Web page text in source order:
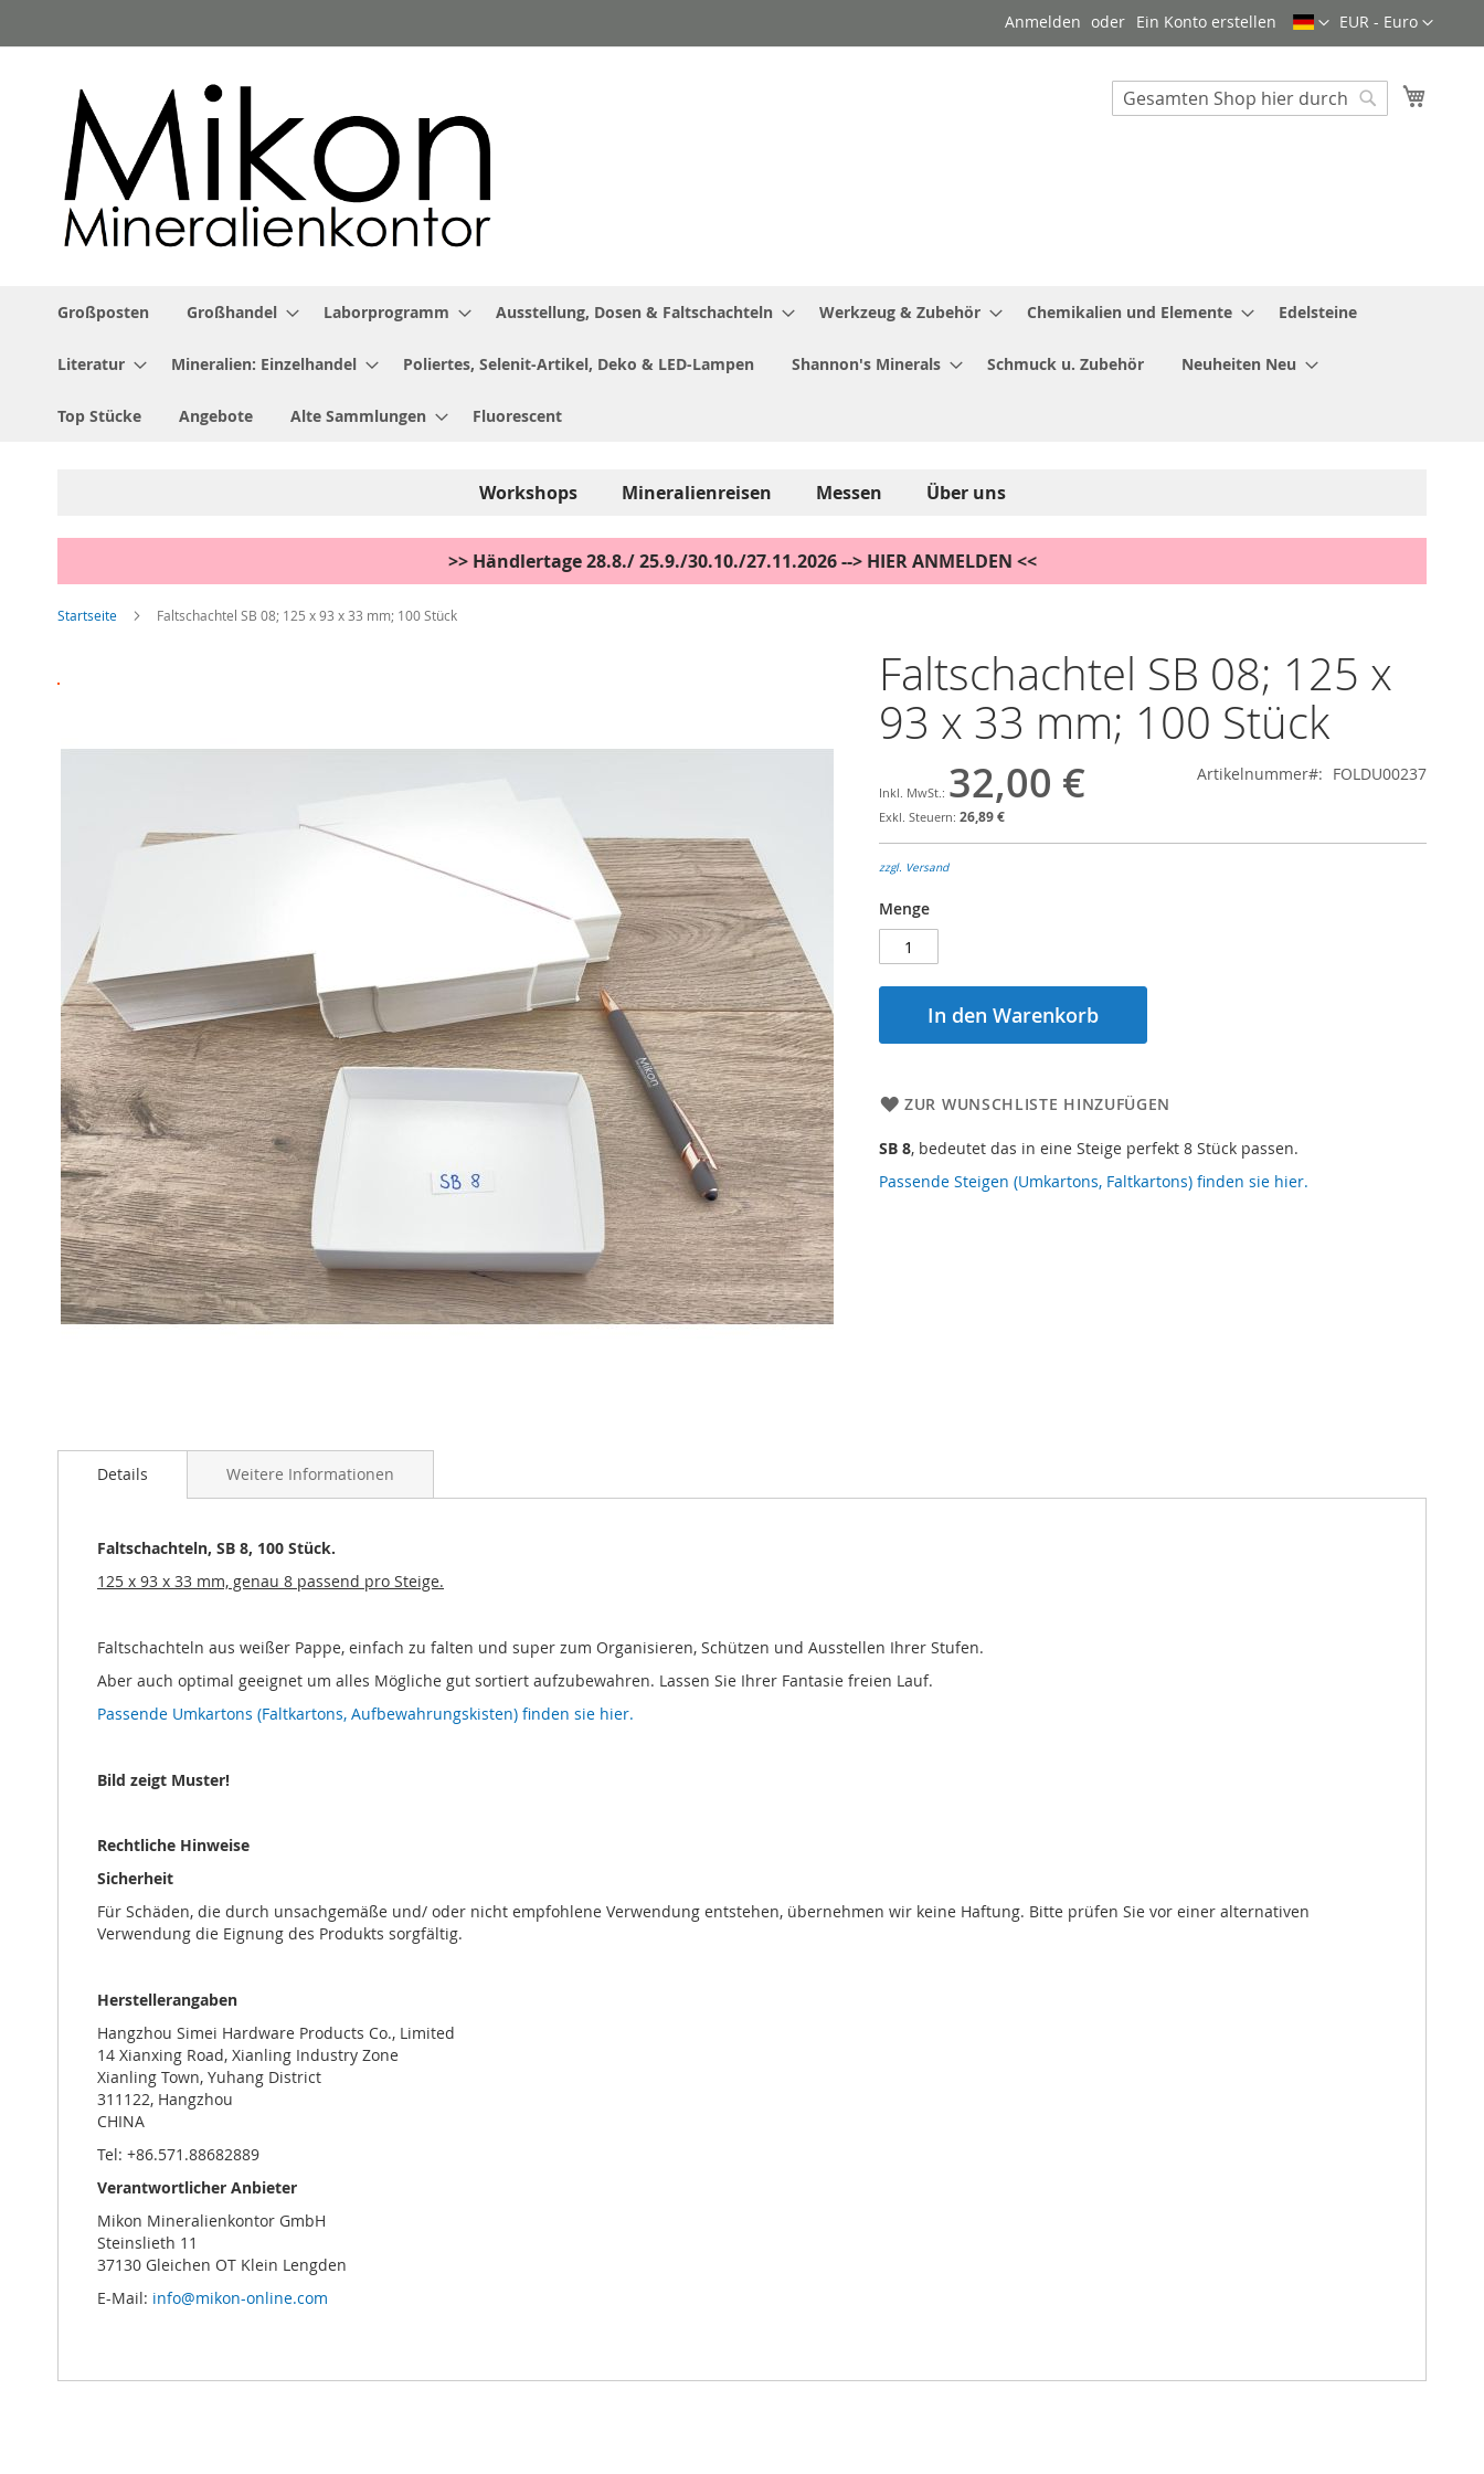
Inhalt
Währung
EUR - Euro
Sprache
Anmelden Ein Konto erstellen
Search
Großposten Großhandel Laborprogramm Ausstellung, Dosen & Faltschachteln Werkzeug & Zubehör Chemikalien und Elemente Edelsteine
Literatur Mineralien: Einzelhandel Poliertes, Selenit-Artikel, Deko & LED-Lampen Shannon's Minerals Schmuck u. Zubehör Neuheiten Neu
Top Stücke Angebote Alte Sammlungen Fluorescent
Workshops Mineralienreisen Messen Über uns
>> Händlertage 28.8./ 25.9./30.10./27.11.2026 --> HIER ANMELDEN <<
Startseite Faltschachtel SB 08; 125 x 93 x 33 mm; 100 Stück
Ende
springen
Anfang
Faltschachtel SB 08; 125 x
93 x 33 mm; 100 Stück
32,00 €
26,89 €
Artikelnummer FOLDU00237
zzgl. Versand
Menge
In den Warenkorb
ZUR WUNSCHLISTE HINZUFÜGEN
SB 8, bedeutet das in eine Steige perfekt 8 Stück passen.
Passende Steigen (Umkartons, Faltkartons) finden sie hier.
Details
Faltschachteln, SB 8, 100 Stück.
125 x 93 x 33 mm, genau 8 passend pro Steige.
Faltschachteln aus weißer Pappe, einfach zu falten und super zum Organisieren, Schützen und Ausstellen Ihrer Stufen.
Aber auch optimal geeignet um alles Mögliche gut sortiert aufzubewahren. Lassen Sie Ihrer Fantasie freien Lauf.
Passende Umkartons (Faltkartons, Aufbewahrungskisten) finden sie hier.
Bild zeigt Muster!
Rechtliche Hinweise
Sicherheit
Für Schäden, die durch unsachgemäße und/ oder nicht empfohlene Verwendung entstehen, übernehmen wir keine Haftung. Bitte prüfen Sie vor einer alternativen
Verwendung die Eignung des Produkts sorgfältig.
Herstellerangaben
Hangzhou Simei Hardware Products Co., Limited
14 Xianxing Road, Xianling Industry Zone
Xianling Town, Yuhang District
311122, Hangzhou
CHINA
Tel: +86.571.88682889
Verantwortlicher Anbieter
Mikon Mineralienkontor GmbH
Steinslieth 11
37130 Gleichen OT Klein Lengden
E-Mail: info@mikon-online.com
Weitere Informationen